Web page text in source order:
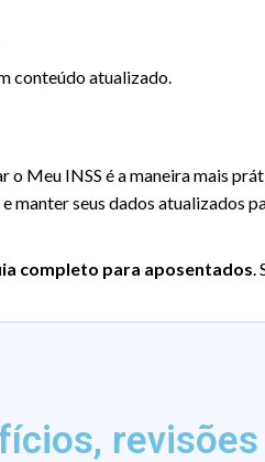
conteúdo atualizado.
o Meu INSS é a maneira mais
manter seus dados atualizados
completo para aposentados.